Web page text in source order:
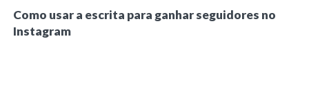
Como usar a escrita para ganhar seguidores no
Instagram